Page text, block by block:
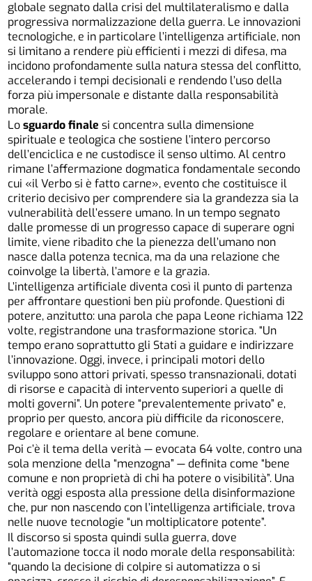
globale segnato dalla crisi del multilateralismo e dalla
progressiva normalizzazione della guerra. Le innovazioni
tecnologiche, e in particolare l’intelligenza artificiale, non
si limitano a rendere più efficienti i mezzi di difesa, ma
incidono profondamente sulla natura stessa del conflitto,
accelerando i tempi decisionali e rendendo l’uso della
forza più impersonale e distante dalla responsabilità
morale.
Losguardo finale si concentra sulla dimensione
spirituale e teologica che sostiene l’intero percorso
dell’enciclica e ne custodisce il senso ultimo. Al centro
rimane l’affermazione dogmatica fondamentale secondo
cui «il Verbo si è fatto carne», evento che costituisce il
criterio decisivo per comprendere sia la grandezza sia la
vulnerabilità dell’essere umano. In un tempo segnato
dalle promesse di un progresso capace di superare ogni
limite, viene ribadito che la pienezza dell’umano non
nasce dalla potenza tecnica, ma da una relazione che
coinvolge la libertà, l’amore e la grazia.
L’intelligenza artificiale diventa così il punto di partenza
per affrontare questioni ben più profonde. Questioni di
potere, anzitutto: una parola che papa Leone richiama 122
volte, registrandone una trasformazione storica. “Un
tempo erano soprattutto gli Stati a guidare e indirizzare
l’innovazione. Oggi, invece, i principali motori dello
sviluppo sono attori privati, spesso transnazionali, dotati
di risorse e capacità di intervento superiori a quelle di
molti governi”. Un potere “prevalentemente privato” e,
proprio per questo, ancora più difficile da riconoscere,
regolare e orientare al bene comune.
Poi c’è il tema della verità — evocata 64 volte, contro una
sola menzione della “menzogna” — definita come “bene
comune e non proprietà di chi ha potere o visibilità”. Una
verità oggi esposta alla pressione della disinformazione
che, pur non nascendo con l’intelligenza artificiale, trova
nelle nuove tecnologie “un moltiplicatore potente”.
Il discorso si sposta quindi sulla guerra, dove
l’automazione tocca il nodo morale della responsabilità:
“quando la decisione di colpire si automatizza o si